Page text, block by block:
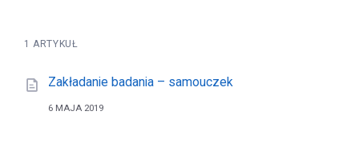
1 ARTYKUŁ
Zakładanie badania – samouczek
6 MAJA 2019